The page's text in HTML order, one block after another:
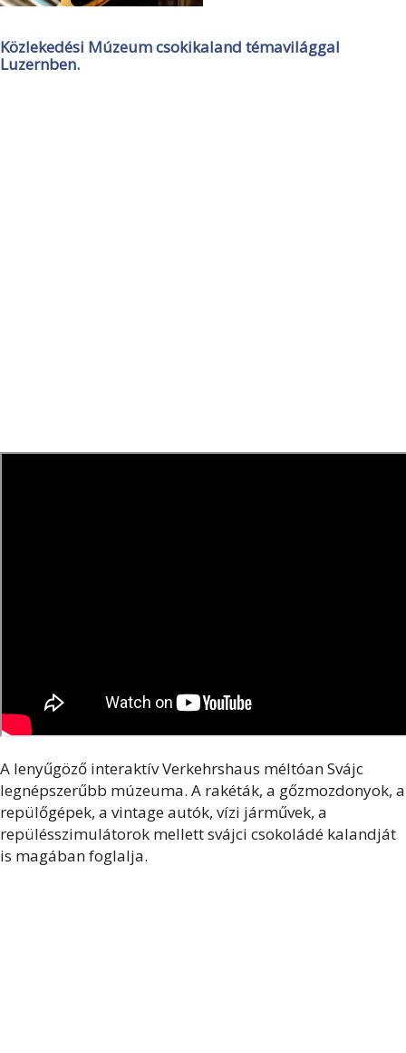
Közlekedési Múzeum csokikaland témavilággal
Luzernben.
A lenyűgöző interaktív Verkehrshaus méltóan Svájc
legnépszerűbb múzeuma. A rakéták, a gőzmozdonyok, a
repülőgépek, a vintage autók, vízi járművek, a
repülésszimulátorok mellett svájci csokoládé kalandját
is magában foglalja.